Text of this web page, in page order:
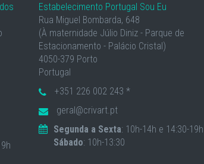
Estabelecimento Portugal Sou Eu
Rua Miguel Bombarda, 648
(À maternidade Júlio Diniz - Parque de
Estacionamento - Palácio Cristal)
4050-379 Porto
Portugal
+351 226 002 243 *
geral@crivart.pt
Segunda a Sexta: 10h-14h e 14:30-19h
Sábado: 10h-13:30